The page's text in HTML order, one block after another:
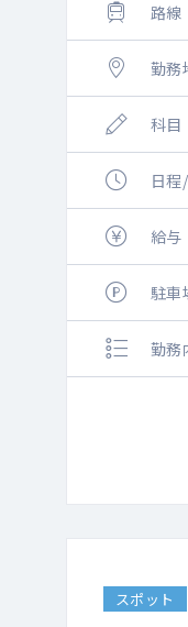
路線
勤務
科目
日
給与
駐車
勤務
スポット